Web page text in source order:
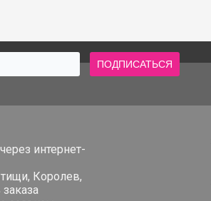
интернет-
Королев,